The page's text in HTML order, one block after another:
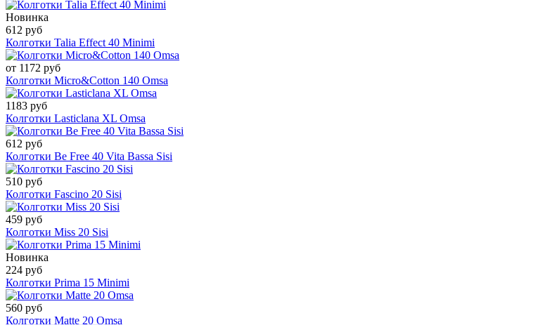
Новинка
612 руб
Колготки Talia Effect 40 Minimi
от 1172 руб
Колготки Micro&Cotton 140 Omsa
1183 руб
Колготки Lasticlana XL Omsa
612 руб
Колготки Be Free 40 Vita Bassa Sisi
510 руб
Колготки Fascino 20 Sisi
459 руб
Колготки Miss 20 Sisi
Новинка
224 руб
Колготки Prima 15 Minimi
560 руб
Колготки Matte 20 Omsa